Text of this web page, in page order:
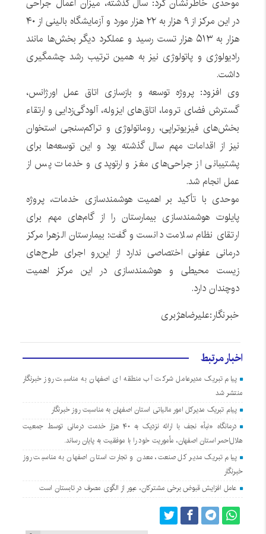
در این مرکز از ۹ هزار به ۲۲ هزار مورد و آزمایشگاه بالینی از ۴۰
هزار به ۵۱۳ هزار تست رسید و عملکرد دیگر بخش‌ها مانند
رادیولوژی و پاتولوژی نیز به همین ترتیب رشد چشمگیری
داشت.
وی افزود: پروژه توسعه و بازسازی اتاق عمل اورژانس،
گسترش فضای تروما، اتاق‌های ایزوله، آلودگی‌زدایی و ارتقاء
بخش‌های فیزیوتراپی، روماتولوژی و تراکم‌سنجی استخوان
نیز از اقدامات مهم سال گذشته بود و این توسعه‌ها برای
پشتیبانی از جراحی‌های مغز و ارتوپدی و خدمات پس از
عمل انجام شد.
موحدی با تأکید بر اهمیت هوشمندسازی خدمات، پروژه
پایلوت هوشمندسازی بیمارستان را از گام‌های مهم برای
ارتقای نظام سلامت دانست و گفت: بیمارستان الزهرا مرکز
درمانی عفونی اختصاصی ندارد از این‌رو اجرای طرح‌های
زیست‌ محیطی و هوشمندسازی در این مرکز اهمیت
دوچندان دارد.
خبرنگار:علیرضاهژبری
اخبار مرتبط
پیام تبریک مدیرعامل شرکت آب منطقه ای اصفهان به مناسبت روز خبرنگار
منتشر شد
پیام تبریک مدیرکل امور مالیاتی استان اصفهان به مناسبت روز خبرنگار
درمانگاه «نبأ» نجف با ارائه نزدیک به ۴۰ هزار خدمت درمانی توسط جمعیت
هلال‌احمر استان اصفهان، مأموریت خود را با موفقیت به پایان رساند.
پیام تبریک مدیر کل صنعت، معدن و تجارت استان اصفهان به مناسبت روز
خبرنگار
عامل افزایش قبوض برخی مشترکان، عبور از الگوی مصرف در تابستان است